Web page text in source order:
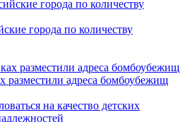
города по количеству
разместили адреса бомбоубежищ